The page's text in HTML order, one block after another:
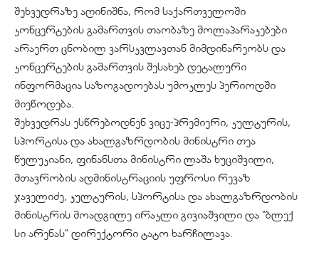
შეხვედრაზე აღინიშნა, რომ საქართველოში
კონცერტების გამართვის თაობაზე მოლაპარაკებები
არაერთ ცნობილ ვარსკვლავთან მიმდინარეობს და
კონცერტების გამართვის შესახებ დეტალური
ინფორმაცია საზოგადოებას უმოკლეს პერიოდში
მიეწოდება.
შეხვედრას ესწრებოდნენ ვიცე-პრემიერი, კულტურის,
სპორტისა და ახალგაზრდობის მინისტრი თეა
წულუკიანი, ფინანსთა მინისტრი ლაშა ხუციშვილი,
მთავრობის ადმინისტრაციის უფროსი რევაზ
ჯაველიძე, კულტურის, სპორტისა და ახალგაზრდობის
მინისტრის მოადგილე ირაკლი გივიაშვილი და “ბლექ
სი არენას” დირექტორი ტატო ხარჩილავა.